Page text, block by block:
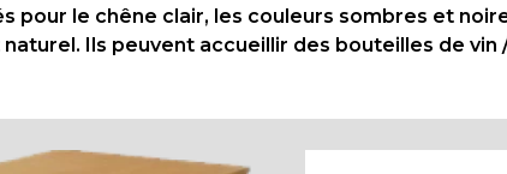
pour le chêne clair, les couleurs sombres et
Ils peuvent accueillir des bouteilles de vin